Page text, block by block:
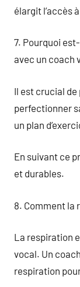
élargit l’accès
7. Pourquoi
avec un coach
Il est crucial
perfectionner
un plan
En suivant ce
et durables.
8. Comment la
La respiration
vocal. Un
respiration